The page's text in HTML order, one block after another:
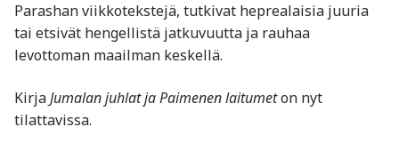
Parashan viikkotekstejä, tutkivat heprealaisia juuria
tai etsivät hengellistä jatkuvuutta ja rauhaa
levottoman maailman keskellä.
KirjaJumalan juhlat ja Paimenen laitumeton nyt
tilattavissa.